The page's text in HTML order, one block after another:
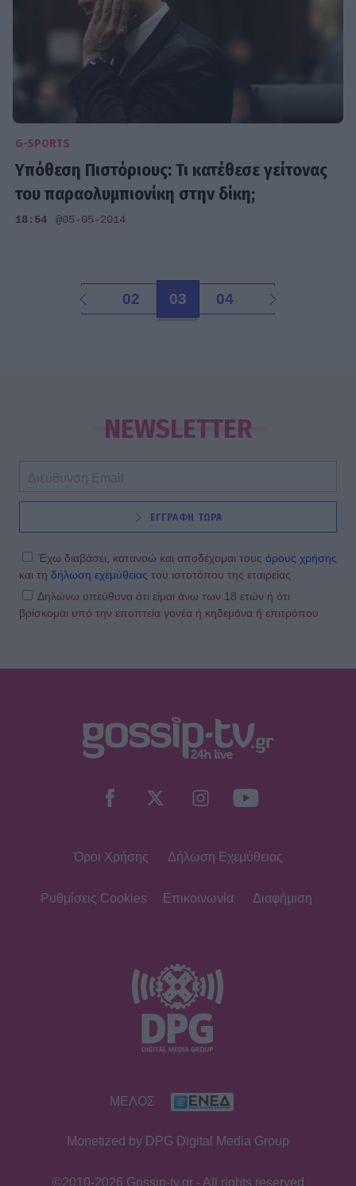
G-SPORTS
Υπόθεση Πιστόριους: Τι κατέθεσε γείτονας
του παραολυμπιονίκη στην δίκη;
18:54 @05-05-2014
02 03 04
NEWSLETTER
ΕΓΓΡΑΦΗ ΤΩΡΑ
Έχω διαβάσει, κατανοώ και αποδέχομαι τους όρους χρήσης
και τη δήλωση εχεμύθειας του ιστοτόπου της εταιρείας
Δηλώνω υπεύθυνα ότι είμαι άνω των 18 ετών ή ότι
βρίσκομαι υπό την εποπτεία γονέα ή κηδεμόνα ή επιτρόπου
Όροι Χρήσης Δήλωση Εχεμύθειας
Ρυθμίσεις Cookies Επικοινωνία Διαφήμιση
ΜΕΛΟΣ
Monetized by DPG Digital Media Group
©2010-2026 Gossip-tv.gr - All rights reserved